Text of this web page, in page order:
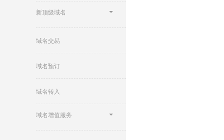
新顶级域名
域名交易
域名预订
域名转入
域名增值服务